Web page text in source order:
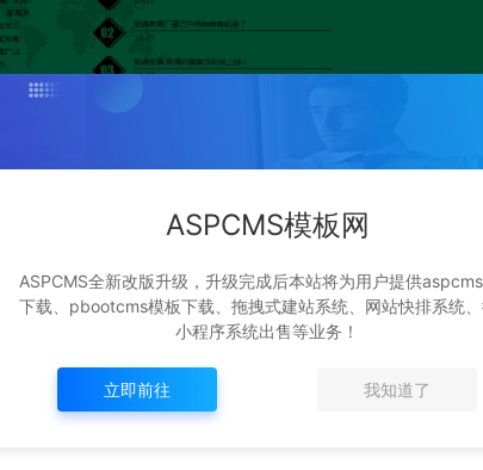
ASPCMS模板网
ASPCMS全新改版升级，升级完成后本站将为用户提供
下载、pbootcms模板下载、拖拽式建站系统、网站快排系统
小程序系统出售等业务！
立即前往 我知道了